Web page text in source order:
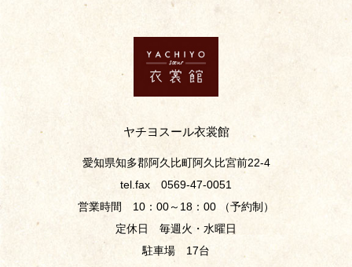
ヤチヨスール衣裳館
愛知県知多郡阿久比町阿久比宮前22-4
tel.fax 0569-47-0051
営業時間 10：00～18：00 （予約制）
定休日 毎週火・水曜日
駐車場 17台